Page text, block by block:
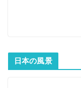
日本の風景